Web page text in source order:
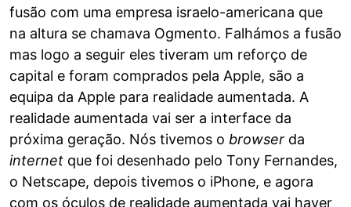
fusão com uma empresa israelo-americana que
na altura se chamava Ogmento. Falhámos a fusão
mas logo a seguir eles tiveram um reforço de
capital e foram comprados pela Apple, são a
equipa da Apple para realidade aumentada. A
realidade aumentada vai ser a interface da
próxima geração. Nós tivemos o browser da
internet que foi desenhado pelo Tony Fernandes,
o Netscape, depois tivemos o iPhone, e agora
com os óculos de realidade aumentada vai haver